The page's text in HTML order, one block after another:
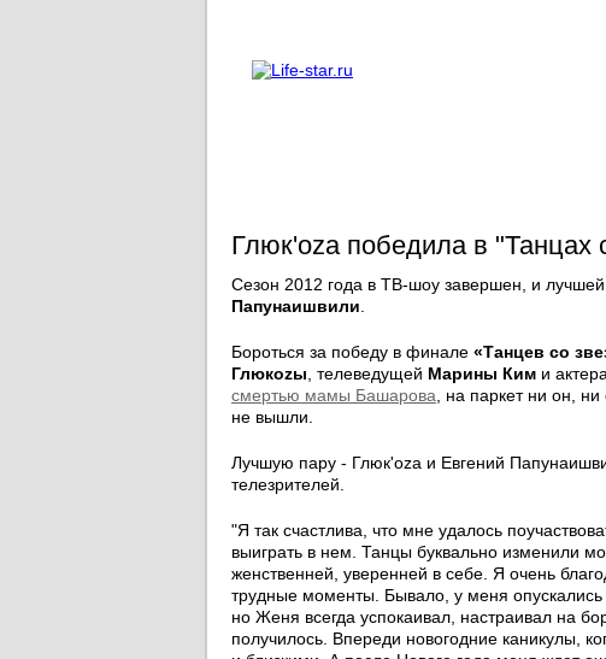
Глюк'oza победила в "Танцах
Сезон 2012 года в ТВ-шоу завершен, и
Папунаишвили
Бороться за победу в финале «Танцев со
Глюкоzы , телеведущей Марины Ким и актера
смертью мамы Башарова , на паркет ни он,
не вышли.
Лучшую пару - Глюк'ozа и Евгений
телезрителей.
"Я так счастлива, что мне удалось
выиграть в нем. Танцы буквально изменили
женственней, уверенней в себе. Я очень
трудные моменты. Бывало, у меня опускались
но Женя всегда успокаивал, настраивал на
получилось. Впереди новогодние каникулы,